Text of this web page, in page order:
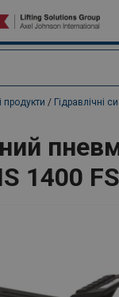
продукти / Гідравлічні
1400 FS